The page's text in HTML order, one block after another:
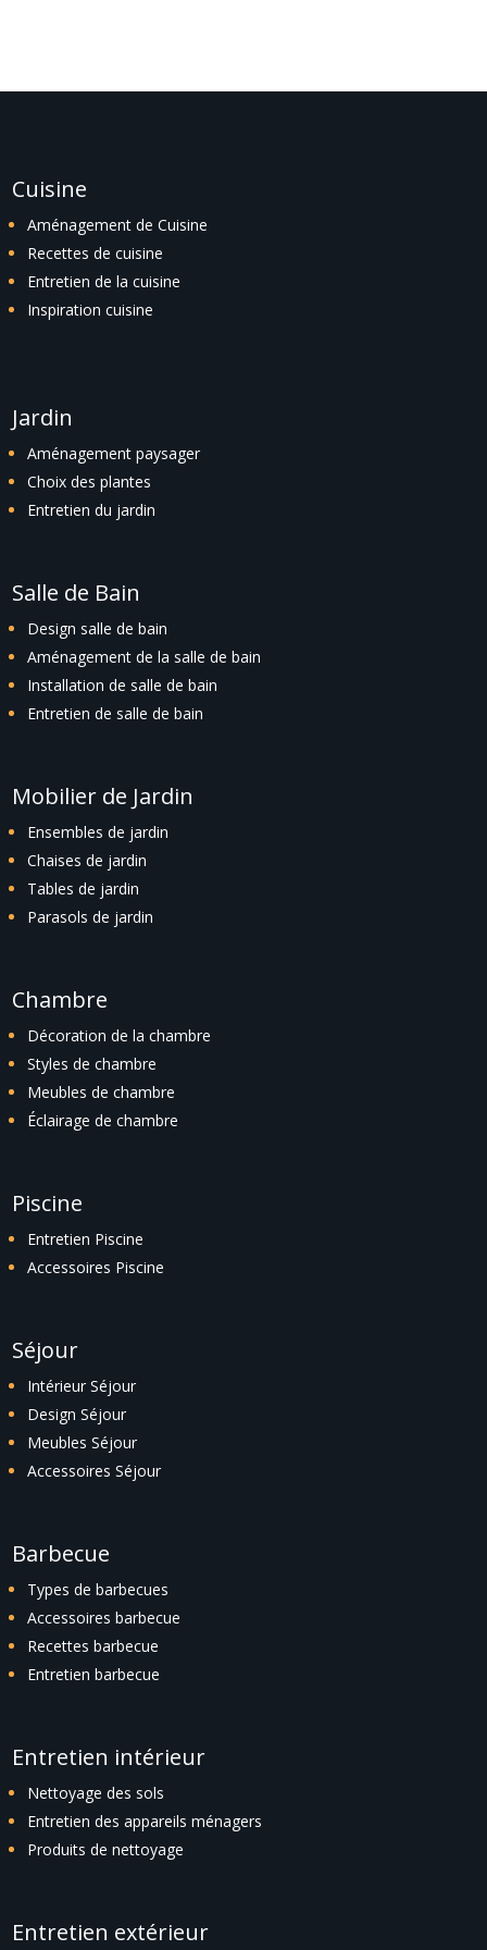
Cuisine
Aménagement de Cuisine
Recettes de cuisine
Entretien de la cuisine
Inspiration cuisine
Jardin
Aménagement paysager
Choix des plantes
Entretien du jardin
Salle de Bain
Design salle de bain
Aménagement de la salle de bain
Installation de salle de bain
Entretien de salle de bain
Mobilier de Jardin
Ensembles de jardin
Chaises de jardin
Tables de jardin
Parasols de jardin
Chambre
Décoration de la chambre
Styles de chambre
Meubles de chambre
Éclairage de chambre
Piscine
Entretien Piscine
Accessoires Piscine
Séjour
Intérieur Séjour
Design Séjour
Meubles Séjour
Accessoires Séjour
Barbecue
Types de barbecues
Accessoires barbecue
Recettes barbecue
Entretien barbecue
Entretien intérieur
Nettoyage des sols
Entretien des appareils ménagers
Produits de nettoyage
Entretien extérieur